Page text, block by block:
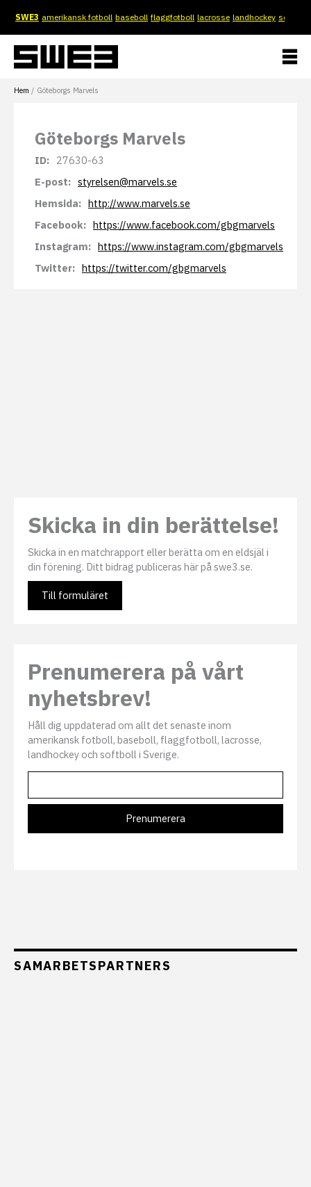
innehåll
SWE3 amerikansk fotboll baseboll flaggfotboll lacrosse landhockey softboll
Hem Göteborgs Marvels
Göteborgs Marvels
ID: 27630-63
E-post: styrelsen@marvels.se
Hemsida: http://www.marvels.se
Facebook: https://www.facebook.com/gbgmarvels
Instagram: https://www.instagram.com/gbgmarvels
Twitter: https://twitter.com/gbgmarvels
Skicka in din berättelse!
Skicka in en matchrapport eller berätta om en eldsjäl i
din förening. Ditt bidrag publiceras här på swe3.se.
Till formuläret
Prenumerera på vårt
nyhetsbrev!
Håll dig uppdaterad om allt det senaste inom
amerikansk fotboll, baseboll, flaggfotboll, lacrosse,
landhockey och softboll i Sverige.
SAMARBETSPARTNERS